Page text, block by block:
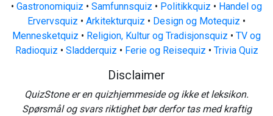
• Gastronomiquiz • Samfunnsquiz • Politikkquiz • Handel og
Ervervsquiz • Arkitekturquiz • Design og Motequiz •
Mennesketquiz • Religion, Kultur og Tradisjonsquiz • TV og
Radioquiz • Sladderquiz • Ferie og Reisequiz • Trivia Quiz
Disclaimer
QuizStone er en quizhjemmeside og ikke et leksikon.
Spørsmål og svars riktighet bør derfor tas med kraftig